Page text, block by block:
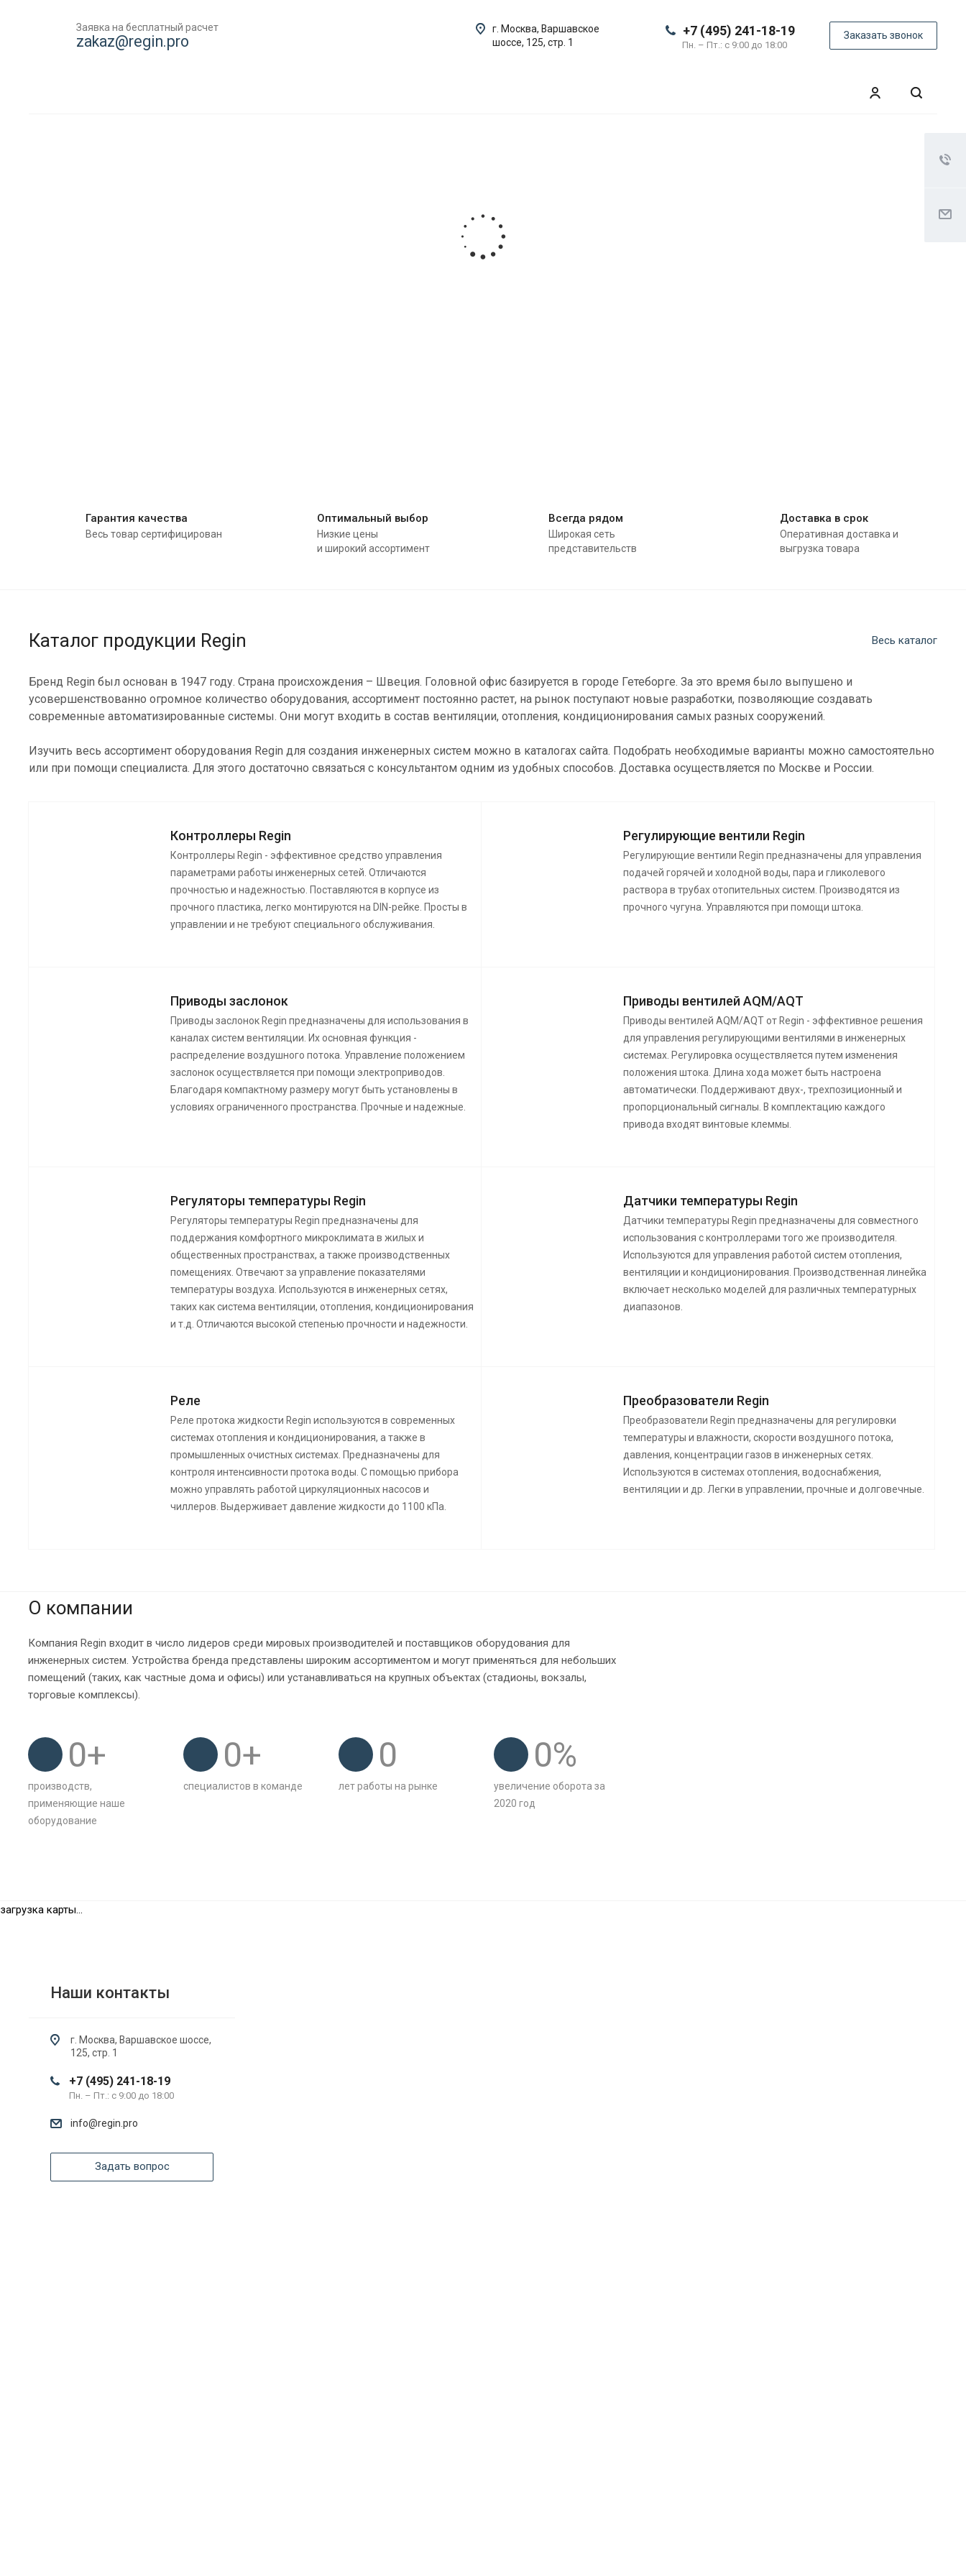
Заявка на бесплатный расчет
zakaz@regin.pro
+7 (495) 241-18-19
Пн. – Пт.: с 9:00 до 18:00
Заказать звонок
г. Москва, Варшавское
шоссе, 125, стр. 1
Гарантия качества
Весь товар сертифицирован
Оптимальный выбор
Низкие цены
и широкий ассортимент
Всегда рядом
Широкая сеть
представительств
Доставка в срок
Оперативная доставка и
выгрузка товара
Весь каталог
Каталог продукции Regin
Бренд Regin был основан в 1947 году. Страна происхождения – Швеция. Головной офис базируется в городе Гетеборге. За это время было выпушено и
усовершенствованно огромное количество оборудования, ассортимент постоянно растет, на рынок поступают новые разработки, позволяющие создавать
современные автоматизированные системы. Они могут входить в состав вентиляции, отопления, кондиционирования самых разных сооружений.
Изучить весь ассортимент оборудования Regin для создания инженерных систем можно в каталогах сайта. Подобрать необходимые варианты можно самостоятельно
или при помощи специалиста. Для этого достаточно связаться с консультантом одним из удобных способов. Доставка осуществляется по Москве и России.
Контроллеры Regin
Контроллеры Regin - эффективное средство управления
параметрами работы инженерных сетей. Отличаются
прочностью и надежностью. Поставляются в корпусе из
прочного пластика, легко монтируются на DIN-рейке. Просты в
управлении и не требуют специального обслуживания.
Регулирующие вентили Regin
Регулирующие вентили Regin предназначены для управления
подачей горячей и холодной воды, пара и гликолевого
раствора в трубах отопительных систем. Производятся из
прочного чугуна. Управляются при помощи штока.
Приводы заслонок
Приводы заслонок Regin предназначены для использования в
каналах систем вентиляции. Их основная функция -
распределение воздушного потока. Управление положением
заслонок осуществляется при помощи электроприводов.
Благодаря компактному размеру могут быть установлены в
условиях ограниченного пространства. Прочные и надежные.
Приводы вентилей AQM/AQT
Приводы вентилей AQM/AQT от Regin - эффективное решения
для управления регулирующими вентилями в инженерных
системах. Регулировка осуществляется путем изменения
положения штока. Длина хода может быть настроена
автоматически. Поддерживают двух-, трехпозиционный и
пропорциональный сигналы. В комплектацию каждого
привода входят винтовые клеммы.
Регуляторы температуры Regin
Регуляторы температуры Regin предназначены для
поддержания комфортного микроклимата в жилых и
общественных пространствах, а также производственных
помещениях. Отвечают за управление показателями
температуры воздуха. Используются в инженерных сетях,
таких как система вентиляции, отопления, кондиционирования
и т.д. Отличаются высокой степенью прочности и надежности.
Датчики температуры Regin
Датчики температуры Regin предназначены для совместного
использования с контроллерами того же производителя.
Используются для управления работой систем отопления,
вентиляции и кондиционирования. Производственная линейка
включает несколько моделей для различных температурных
диапазонов.
Реле
Реле протока жидкости Regin используются в современных
системах отопления и кондиционирования, а также в
промышленных очистных системах. Предназначены для
контроля интенсивности протока воды. С помощью прибора
можно управлять работой циркуляционных насосов и
чиллеров. Выдерживает давление жидкости до 1100 кПа.
Преобразователи Regin
Преобразователи Regin предназначены для регулировки
температуры и влажности, скорости воздушного потока,
давления, концентрации газов в инженерных сетях.
Используются в системах отопления, водоснабжения,
вентиляции и др. Легки в управлении, прочные и долговечные.
О компании
Компания Regin входит в число лидеров среди мировых производителей и поставщиков оборудования для
инженерных систем. Устройства бренда представлены широким ассортиментом и могут применяться для небольших
помещений (таких, как частные дома и офисы) или устанавливаться на крупных объектах (стадионы, вокзалы,
торговые комплексы).
0+
производств,
применяющие наше
оборудование
0+
специалистов в команде
0
лет работы на рынке
0%
увеличение оборота за
2020 год
Наши контакты
г. Москва, Варшавское шоссе,
125, стр. 1
+7 (495) 241-18-19
Пн. – Пт.: с 9:00 до 18:00
info@regin.pro
Задать вопрос
загрузка карты...